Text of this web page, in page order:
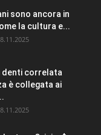
sono ancora in
la cultura e...
denti correlata
è collegata ai